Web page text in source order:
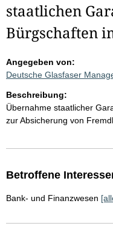
staatlichen
Bürgschaften
Angegeben von:
Deutsche Glasfaser
Beschreibung:
Übernahme staatlicher
zur Absicherung von
Betroffene
Bank- und Finanzwesen